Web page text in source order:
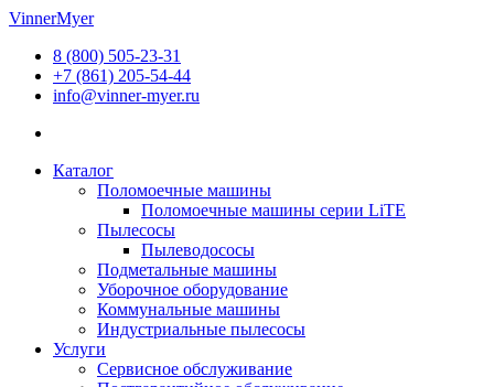
Перейти
содержимому
VinnerMyer
8 (800) 505-23-31
+7 (861) 205-54-44
info@vinner-myer.ru
Каталог
Поломоечные машины
Поломоечные машины серии LiTE
Пылесосы
Пылеводососы
Подметальные машины
Уборочное оборудование
Коммунальные машины
Индустриальные пылесосы
Услуги
Сервисное обслуживание